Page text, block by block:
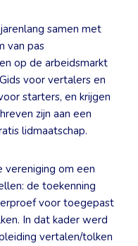
samen met
van pas
op de arbeidsmarkt
voor vertalers en
starters, en krijgen
zijn aan een
lidmaatschap.
vereniging om een
de toekenning
voor toegepast
In dat kader werd
vertalen/tolken